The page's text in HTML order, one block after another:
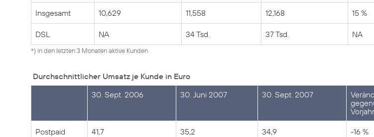
Insgesamt 10,629 11,558 12,168 15 %
DSL NA 34 Tsd. 37 Tsd. NA
*) in den letzten 3 Monaten aktive Kunden
Durchschnittlicher Umsatz je Kunde in Euro
30. Sept. 2006
30. Juni 2007 30. Sept. 2007
Vorjahr
Postpaid 41,7 35,2 34,9 -16 %